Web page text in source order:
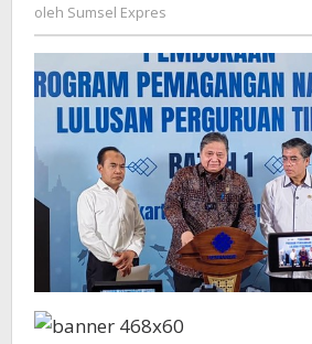
Tingkatkan
Kompetensi
Tenaga
Kerja
Muda
Indonesia
oleh Sumsel Expres